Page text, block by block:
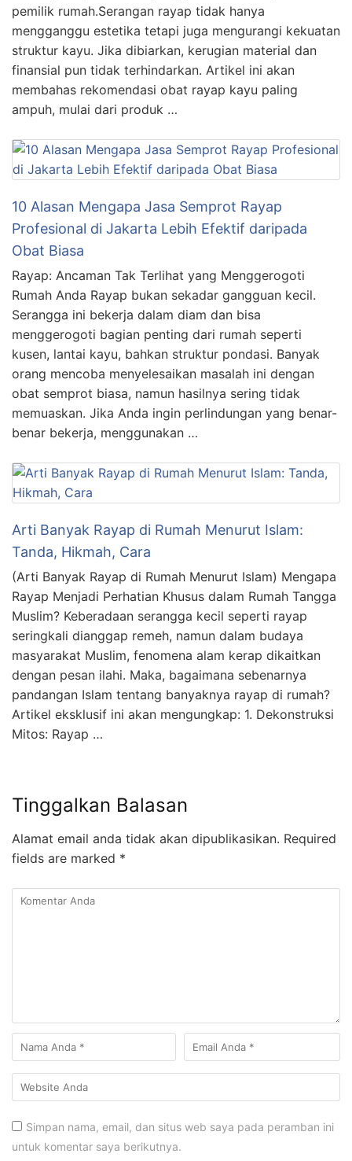
pemilik rumah.Serangan rayap tidak hanya
mengganggu estetika tetapi juga mengurangi kekuatan
struktur kayu. Jika dibiarkan, kerugian material dan
finansial pun tidak terhindarkan. Artikel ini akan
membahas rekomendasi obat rayap kayu paling
ampuh, mulai dari produk …
10 Alasan Mengapa Jasa Semprot Rayap
Profesional di Jakarta Lebih Efektif daripada
Obat Biasa
Rayap: Ancaman Tak Terlihat yang Menggerogoti
Rumah Anda Rayap bukan sekadar gangguan kecil.
Serangga ini bekerja dalam diam dan bisa
menggerogoti bagian penting dari rumah seperti
kusen, lantai kayu, bahkan struktur pondasi. Banyak
orang mencoba menyelesaikan masalah ini dengan
obat semprot biasa, namun hasilnya sering tidak
memuaskan. Jika Anda ingin perlindungan yang benar-
benar bekerja, menggunakan …
Arti Banyak Rayap di Rumah Menurut Islam:
Tanda, Hikmah, Cara
(Arti Banyak Rayap di Rumah Menurut Islam) Mengapa
Rayap Menjadi Perhatian Khusus dalam Rumah Tangga
Muslim? Keberadaan serangga kecil seperti rayap
seringkali dianggap remeh, namun dalam budaya
masyarakat Muslim, fenomena alam kerap dikaitkan
dengan pesan ilahi. Maka, bagaimana sebenarnya
pandangan Islam tentang banyaknya rayap di rumah?
Artikel eksklusif ini akan mengungkap: 1. Dekonstruksi
Mitos: Rayap …
Tinggalkan Balasan
Alamat email anda tidak akan dipublikasikan. Required
fields are marked *
Simpan nama, email, dan situs web saya pada peramban ini
untuk komentar saya berikutnya.